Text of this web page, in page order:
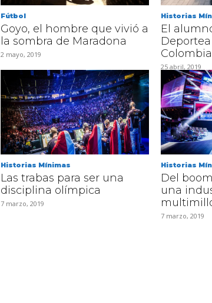
Fútbol
Goyo, el hombre que vivió a
la sombra de Maradona
2 mayo, 2019
Historias
El
Colombia
25 abril, 2019
Historias Mínimas
Las trabas para ser una
disciplina olímpica
7 marzo, 2019
Historias
Del
una
7 marzo, 2019